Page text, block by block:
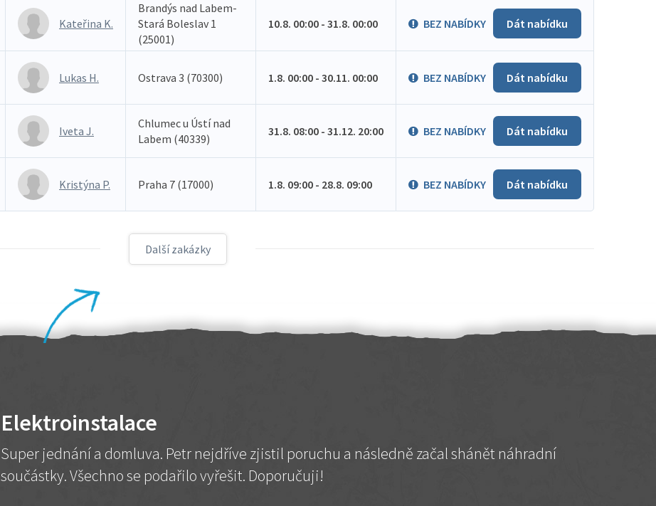
Kateřina K.
Brandýs nad Labem-
Stará Boleslav 1
(25001)
10.8. 00:00 - 31.8. 00:00 BEZ NABÍDKY Dát nabídku
Lukas H. Ostrava 3 (70300) 1.8. 00:00 - 30.11. 00:00 BEZ NABÍDKY Dát nabídku
Iveta J.
Chlumec u Ústí nad
Labem (40339)
31.8. 08:00 - 31.12. 20:00 BEZ NABÍDKY Dát nabídku
Kristýna P. Praha 7 (17000) 1.8. 09:00 - 28.8. 09:00 BEZ NABÍDKY Dát nabídku
Další zakázky
Elektroinstalace
Super jednání a domluva. Petr nejdříve zjistil poruchu a následně začal shánět náhradní
součástky. Všechno se podařilo vyřešit. Doporučuji!